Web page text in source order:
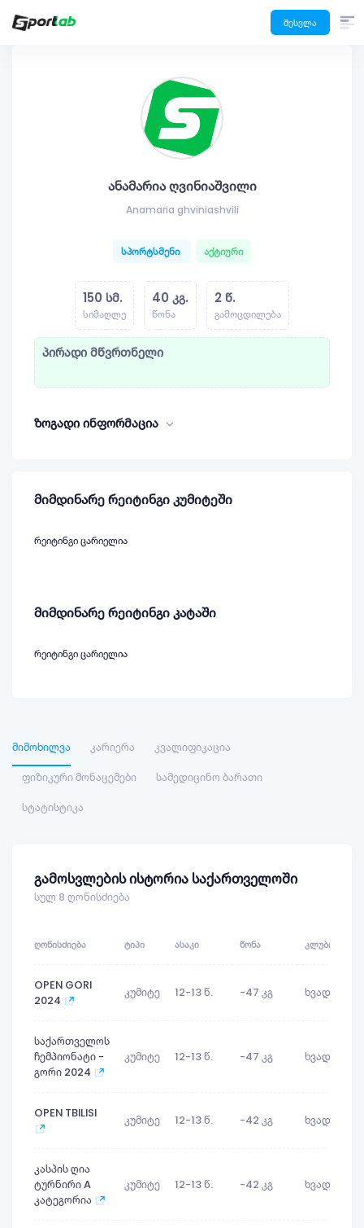
შესვლა
ანამარია ღვინიაშვილი
Anamaria ghviniashvili
სპორტსმენი აქტიური
150 სმ.
სიმაღლე
40 კგ.
წონა
2 წ.
გამოცდილება
პირადი მწვრთნელი
ზოგადი ინფორმაცია
მიმდინარე რეიტინგი კუმიტეში
რეიტინგი ცარიელია
მიმდინარე რეიტინგი კატაში
რეიტინგი ცარიელია
მიმოხილვა კარიერა
კვალიფიკაცია
ფიზიკური მონაცემები
სამედიცინო ბარათი
სტატისტიკა
გამოსვლების ისტორია საქართველოში
სულ 8 ღონისძიება
ᲦᲝᲜᲘᲡᲫᲘᲔᲑᲐ ᲢᲘᲞᲘ ᲐᲡᲐᲙᲘ ᲬᲝᲜᲐ ᲙᲚᲣᲑᲘ
OPEN GORI
2024
კუმიტე 12-13 წ. -47 კგ ხვადი
საქართველოს
ჩემპიონატი -
გორი 2024
კუმიტე 12-13 წ. -47 კგ ხვადი
OPEN TBILISI კუმიტე 12-13 წ. -42 კგ ხვადი
კასპის ღია
ტურნირი A
კატეგორია
კუმიტე 12-13 წ. -42 კგ ხვადი